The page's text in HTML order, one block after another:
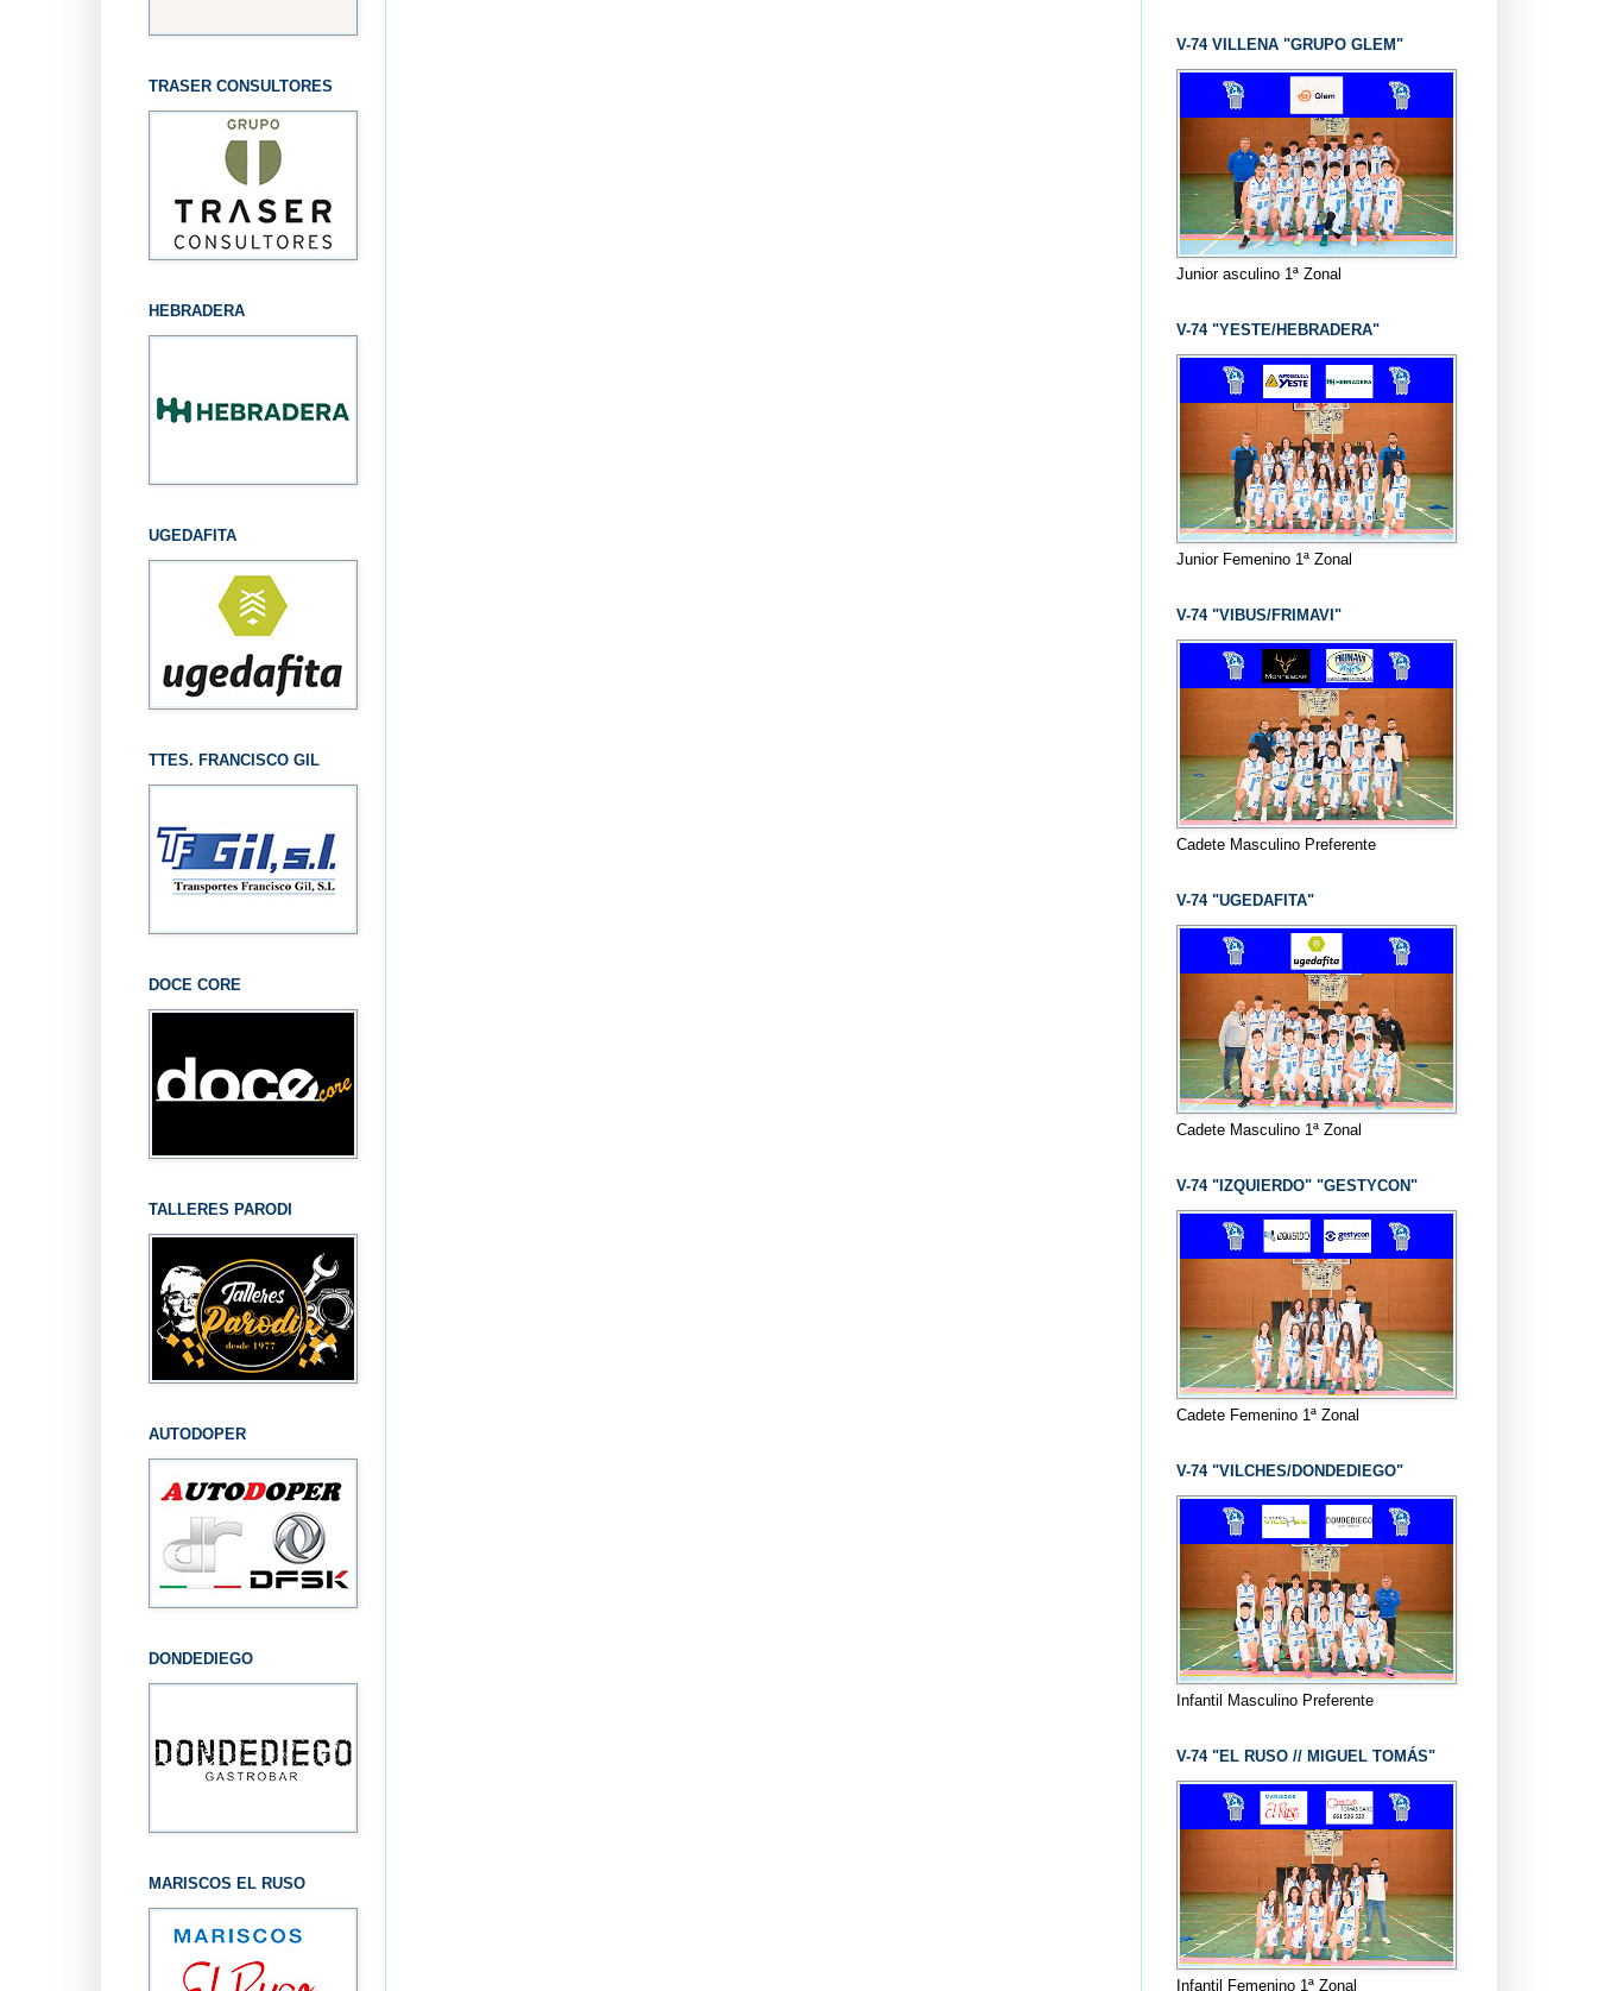
TRASER CONSULTORES
HEBRADERA
UGEDAFITA
TTES. FRANCISCO GIL
DOCE CORE
TALLERES PARODI
AUTODOPER
DONDEDIEGO
MARISCOS EL RUSO
V-74 VILLENA "GRUPO GLEM"
Junior asculino 1ª Zonal
V-74 "YESTE/HEBRADERA"
Junior Femenino 1ª Zonal
V-74 "VIBUS/FRIMAVI"
Cadete Masculino Preferente
V-74 "UGEDAFITA"
Cadete Masculino 1ª Zonal
V-74 "IZQUIERDO" "GESTYCON"
Cadete Femenino 1ª Zonal
V-74 "VILCHES/DONDEDIEGO"
Infantil Masculino Preferente
V-74 "EL RUSO // MIGUEL TOMÁS"
Infantil Femenino 1ª Zonal